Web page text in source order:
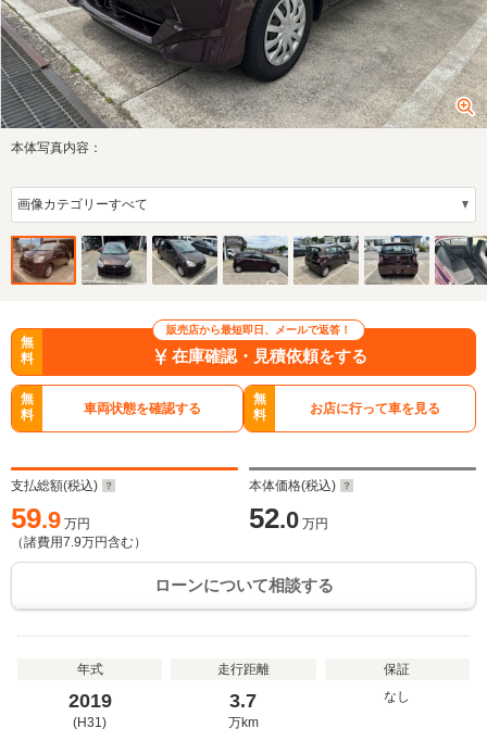
本体写真内容：
販売店から最短即日、メールで返答！
無
料
在庫確認・見積依頼をする
無
料
車両状態を確認する
無
料
お店に行って車を見る
支払総額(税込)
59.9 万円
（諸費用7.9万円含む）
本体価格(税込)
52.0 万円
ローンについて相談する
年式
2019
(H31)
走行距離
3.7
万km
保証
なし